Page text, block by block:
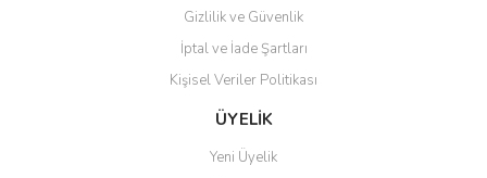
Gizlilik ve Güvenlik
İptal ve İade Şartları
Kişisel Veriler Politikası
ÜYELİK
Yeni Üyelik